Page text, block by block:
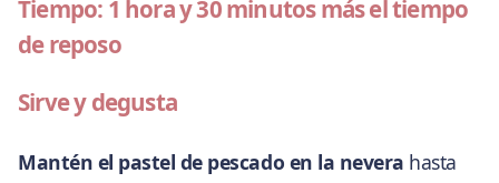
Tiempo: 1 hora y 30 minutos más el tiempo
de reposo
Sirve y degusta
Mantén el pastel de pescado en la nevera hasta